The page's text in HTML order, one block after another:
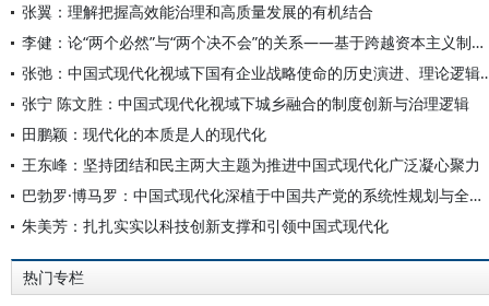
张翼：理解把握高效能治理和高质量发展的有机结合
李健：论“两个必然”与“两个决不会”的关系——基于跨越资本主义制度“卡夫丁峡谷”设想的反思
张弛：中国式现代化视域下国有
张宁 陈文胜：中国式现代化视域下城乡融合的制度创新与治理逻辑
田鹏颖：现代化的本质是人的现代化
王东峰：坚持团结和民主两大主题为推进中国式现代化广泛凝心聚力
巴勃罗·博马罗：中国式现代化深植于中国共产党的系统性规划与全方位治理实践
朱美芳：扎扎实实以科技创新支撑和引领中国式现代化
热门专栏